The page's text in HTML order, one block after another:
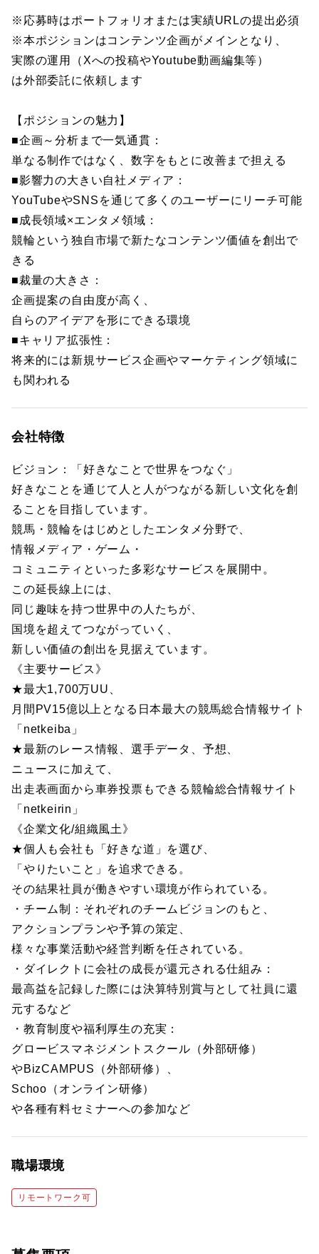
※応募時はポートフォリオまたは実績URLの提出必須
※本ポジションはコンテンツ企画がメインとなり、
実際の運用（Xへの投稿やYoutube動画編集等）
は外部委託に依頼します
【ポジションの魅力】
■企画～分析まで一気通貫：
単なる制作ではなく、数字をもとに改善まで担える
■影響力の大きい自社メディア：
YouTubeやSNSを通じて多くのユーザーにリーチ可能
■成長領域×エンタメ領域：
競輪という独自市場で新たなコンテンツ価値を創出で
きる
■裁量の大きさ：
企画提案の自由度が高く、
自らのアイデアを形にできる環境
■キャリア拡張性：
将来的には新規サービス企画やマーケティング領域に
も関われる
会社特徴
ビジョン：「好きなことで世界をつなぐ」
好きなことを通じて人と人がつながる新しい文化を創
ることを目指しています。
競馬・競輪をはじめとしたエンタメ分野で、
情報メディア・ゲーム・
コミュニティといった多彩なサービスを展開中。
この延長線上には、
同じ趣味を持つ世界中の人たちが、
国境を超えてつながっていく、
新しい価値の創出を見据えています。
《主要サービス》
★最大1,700万UU、
月間PV15億以上となる日本最大の競馬総合情報サイト
「netkeiba」
★最新のレース情報、選手データ、予想、
ニュースに加えて、
出走表画面から車券投票もできる競輪総合情報サイト
「netkeirin」
《企業文化/組織風土》
★個人も会社も「好きな道」を選び、
「やりたいこと」を追求できる。
その結果社員が働きやすい環境が作られている。
・チーム制：それぞれのチームビジョンのもと、
アクションプランや予算の策定、
様々な事業活動や経営判断を任されている。
・ダイレクトに会社の成長が還元される仕組み：
最高益を記録した際には決算特別賞与として社員に還
元するなど
・教育制度や福利厚生の充実：
グロービスマネジメントスクール（外部研修）
やBizCAMPUS（外部研修）、
Schoo（オンライン研修）
や各種有料セミナーへの参加など
職場環境
リモートワーク可